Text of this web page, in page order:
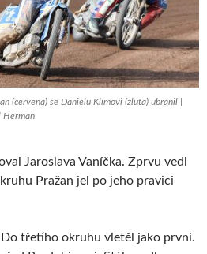
(červená) se Danielu Klímovi (žlutá) ubránil |
Herman
Jaroslava Vaníčka. Zprvu vedl
Pražan jel po jeho pravici
třetího okruhu vletěl jako první.